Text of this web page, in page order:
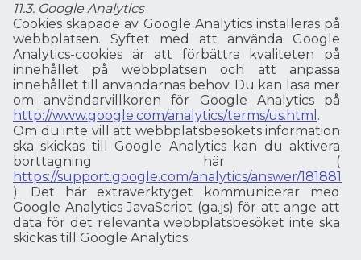
11.3. Google Analytics
Cookies skapade av Google Analytics installeras på
webbplatsen. Syftet med att använda Google
Analytics-cookies är att förbättra kvaliteten på
innehållet på webbplatsen och att anpassa
innehållet till användarnas behov. Du kan läsa mer
om användarvillkoren för Google Analytics på
http://www.google.com/analytics/terms/us.html .
Om du inte vill att webbplatsbesökets information
ska skickas till Google Analytics kan du aktivera
borttagning här (
https://support.google.com/analytics/answer/181881
). Det här extraverktyget kommunicerar med
Google Analytics JavaScript (ga.js) för att ange att
data för det relevanta webbplatsbesöket inte ska
skickas till Google Analytics.